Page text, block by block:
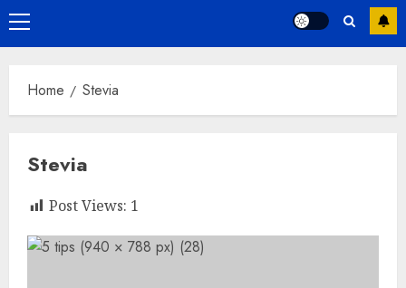
Primary
Menu
Home Stevia
Stevia
Post Views: 1